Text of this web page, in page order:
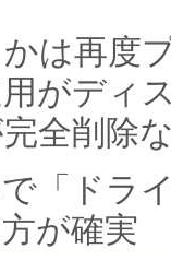
は再度
がディ
全削除
「ドラ
が確実